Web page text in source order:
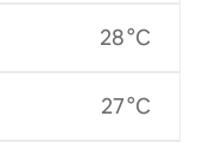
28 °C
27 °C